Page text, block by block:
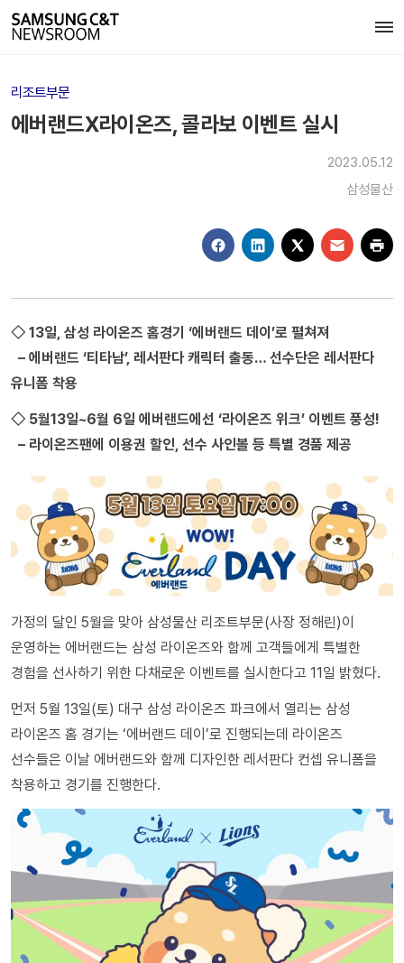
리조트부문
에버랜드X라이온즈, 콜라보 이벤트 실시
2023.05.12
삼성물산
◇ 13일, 삼성 라이온즈 홈경기 ‘에버랜드 데이’로 펼쳐져
– 에버랜드 ‘티타남’, 레서판다 캐릭터 출동… 선수단은 레서판다
유니폼 착용
◇ 5월13일~6월 6일 에버랜드에선 ‘라이온즈 위크’ 이벤트 풍성!
– 라이온즈팬에 이용권 할인, 선수 사인볼 등 특별 경품 제공
가정의 달인 5월을 맞아 삼성물산 리조트부문(사장 정해린)이
운영하는 에버랜드는 삼성 라이온즈와 함께 고객들에게 특별한
경험을 선사하기 위한 다채로운 이벤트를 실시한다고 11일 밝혔다.
먼저 5월 13일(토) 대구 삼성 라이온즈 파크에서 열리는 삼성
라이온즈 홈 경기는 ‘에버랜드 데이’로 진행되는데 라이온즈
선수들은 이날 에버랜드와 함께 디자인한 레서판다 컨셉 유니폼을
착용하고 경기를 진행한다.